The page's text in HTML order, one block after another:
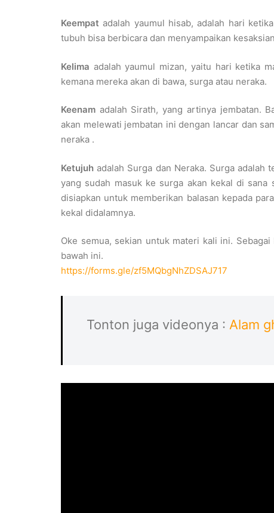
Keempat adalah yaumul hisab, adalah hari
tubuh bisa berbicara dan menyampaikan
Kelima adalah yaumul mizan, yaitu hari ketika
kemana mereka akan di bawa, surga atau neraka.
Keenam adalah Sirath, yang artinya jembatan.
akan melewati jembatan ini dengan lancar dan
neraka .
Ketujuh adalah Surga dan Neraka. Surga adalah
yang sudah masuk ke surga akan kekal di sana
disiapkan untuk memberikan balasan kepada
kekal didalamnya.
Oke semua, sekian untuk materi kali ini.
bawah ini.
https://forms.gle/zf5MQbgNhZDSAJ717
Tonton juga videonya : Alam